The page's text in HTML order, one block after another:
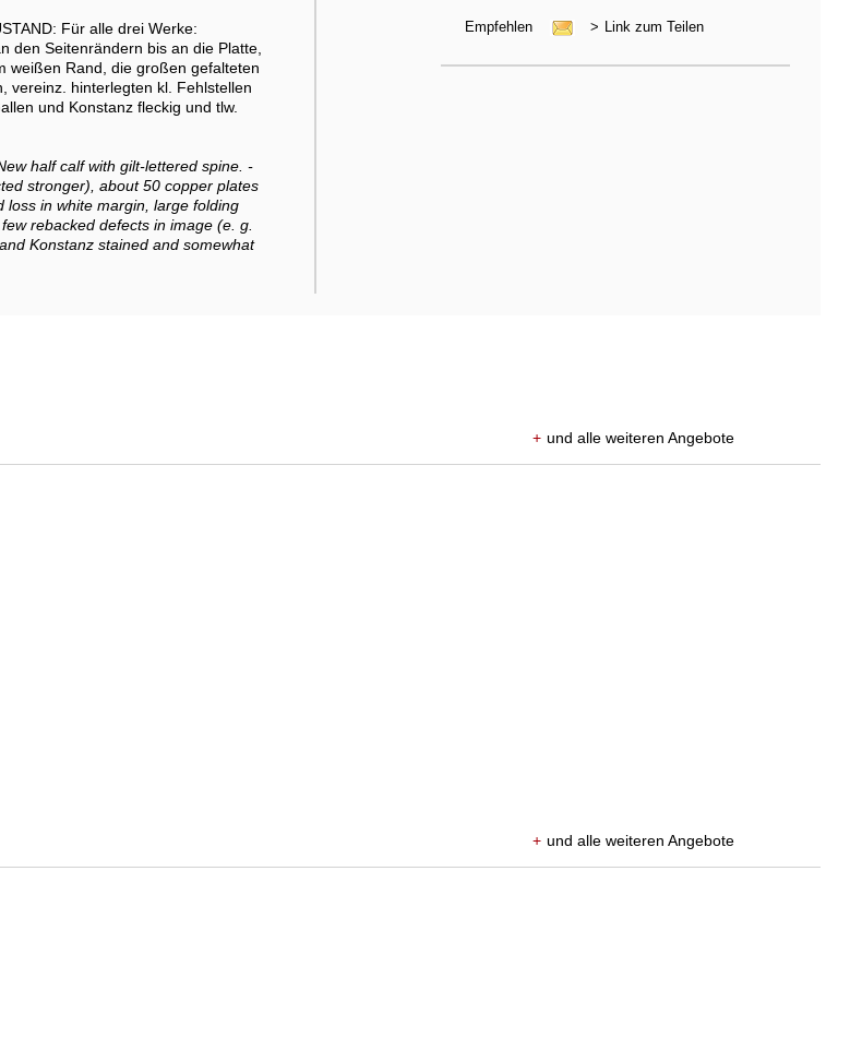
Für alle drei Werke:
den Seitenrändern bis an die Platte,
weißen Rand, die großen gefalteten
vereinz. hinterlegten kl. Fehlstellen
und Konstanz fleckig und tlw.
half calf with gilt-lettered spine. -
stronger), about 50 copper plates
in white margin, large folding
rebacked defects in image (e. g.
Konstanz stained and somewhat
Empfehlen > Link zum Teilen
+ und alle weiteren Angebote
+ und alle weiteren Angebote